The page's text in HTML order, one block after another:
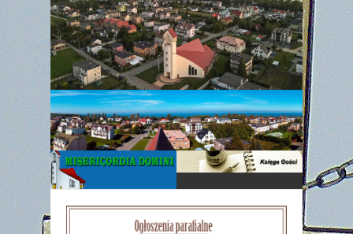
WYPOCZYNEK
Gazetka
Parafialna